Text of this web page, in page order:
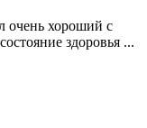
очень хороший с
здоровья ...